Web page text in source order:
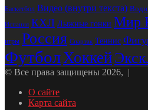
Баскетбол Видео (внутри текста)
Испания КХЛ Лыжные гонки Мир
игры Россия Спартак Теннис
ФутболХоккей
© Все права защищены 2026, |
О сайте
Карта сайта